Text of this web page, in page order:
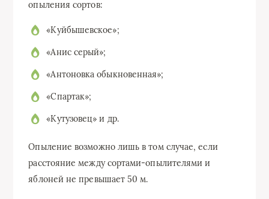
опыления сортов:
«Куйбышевское»;
«Анис серый»;
«Антоновка обыкновенная»;
«Спартак»;
«Кутузовец» и др.
Опыление возможно лишь в том случае, если
расстояние между сортами-опылителями и
яблоней не превышает 50 м.